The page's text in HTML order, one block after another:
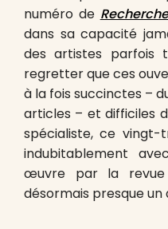
numéro de
dans sa capacité
des artistes parfois
regretter que ces
à la fois succinctes –
articles – et difficiles
spécialiste, ce vingt-
indubitablement
œuvre par la revue
désormais presque un